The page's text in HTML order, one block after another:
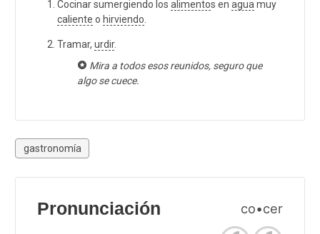
Cocinar sumergiendo los alimentos en agua muy
caliente o hirviendo
Tramar, urdir.
Mira a todos esos reunidos, seguro que
algo se cuece.
gastronomía
Pronunciación co•cer